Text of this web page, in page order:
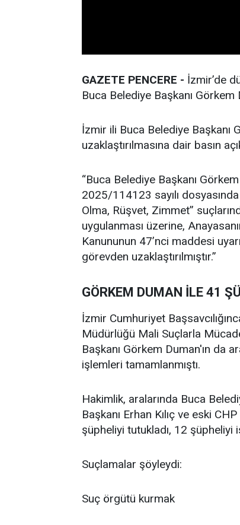
GAZETE PENCERE - İzmir’de
Buca Belediye Başkanı
İzmir ili Buca Belediye Başkanı
uzaklaştırılmasına dair basın
“Buca Belediye Başkanı
2025/114123 sayılı
Olma, Rüşvet, Zimmet”
uygulanması üzerine,
Kanununun 47’nci maddesi
görevden uzaklaştırılmıştır.”
GÖRKEM DUMAN İLE 41
İzmir Cumhuriyet
Müdürlüğü Mali Suçlarla
Başkanı Görkem Duman'ın da
işlemleri tamamlanmıştı.
Hakimlik, aralarında Buca
Başkanı Erhan Kılıç ve eski
şüpheliyi tutukladı, 12 şüpheliyi
Suçlamalar şöyleydi:
Suç örgütü kurmak